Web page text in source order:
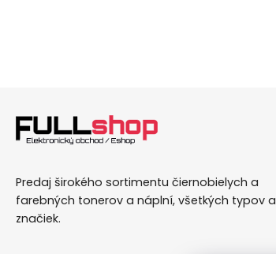
Predaj širokého sortimentu čiernobielych a
farebných tonerov a náplní, všetkých typov a
značiek.